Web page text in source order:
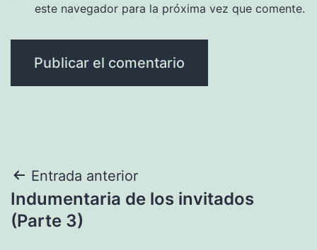
este navegador para la próxima vez que comente.
Navegación
de
Entrada anterior
Indumentaria de los invitados
(Parte 3)